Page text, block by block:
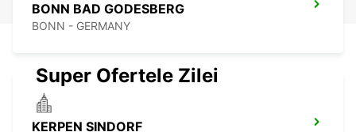
BONN BAD GODESBERG
BONN - GERMANY
KERPEN SINDORF
Super Ofertele Zilei